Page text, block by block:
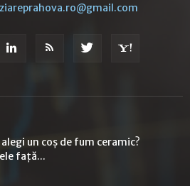
ziareprahova.ro@gmail.com
alegi un coș de fum ceramic?
față...